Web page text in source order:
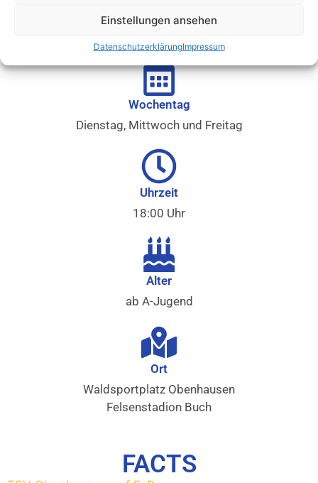
Einstellungen ansehen
DatenschutzerklärungImpressum
Wochentag
Dienstag, Mittwoch und Freitag
Uhrzeit
18:00 Uhr
Alter
ab A-Jugend
Ort
Waldsportplatz Obenhausen
Felsenstadion Buch
FACTS